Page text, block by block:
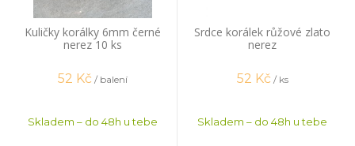
Kuličky korálky 6mm černé
nerez 10 ks
52 Kč / balení
Skladem – do 48h u tebe
Srdce korálek růžové zlato
nerez
52 Kč / ks
Skladem – do 48h u tebe